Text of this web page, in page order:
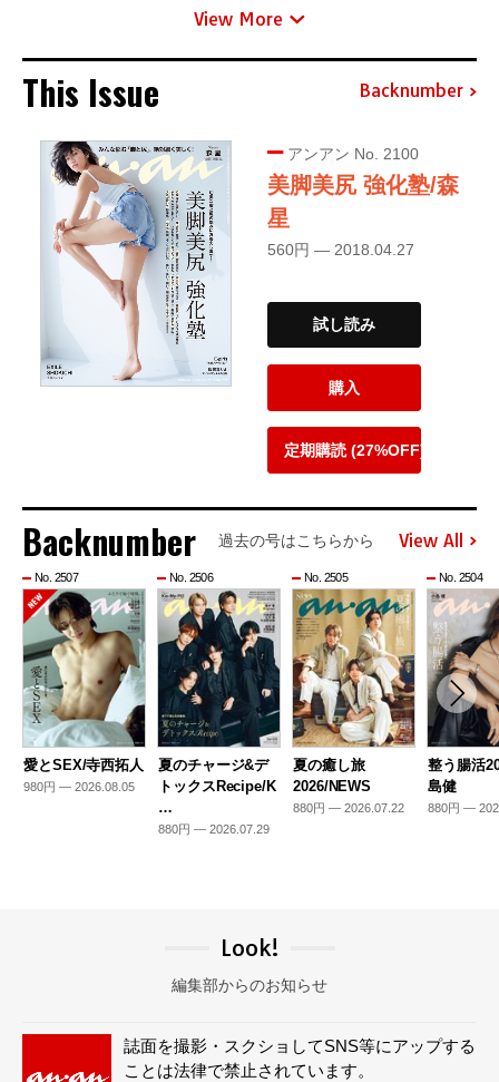
View More
This Issue Backnumber
アンアン No. 2100
美脚美尻 強化塾/森
星
560円 — 2018.04.27
試し読み
購入
定期購読 (27%OFF)
Backnumber 過去の号はこちらから View All
No. 2507
愛とSEX/寺西拓人
980円 — 2026.08.05
No. 2506
夏のチャージ&デ
トックスRecipe/K
…
880円 — 2026.07.29
No. 2505
夏の癒し旅
2026/NEWS
880円 — 2026.07.22
No. 2504
整う腸活
島健
880円 —
Look!
編集部からのお知らせ
誌面を撮影・スクショしてSNS等にアップする
ことは法律で禁止されています。